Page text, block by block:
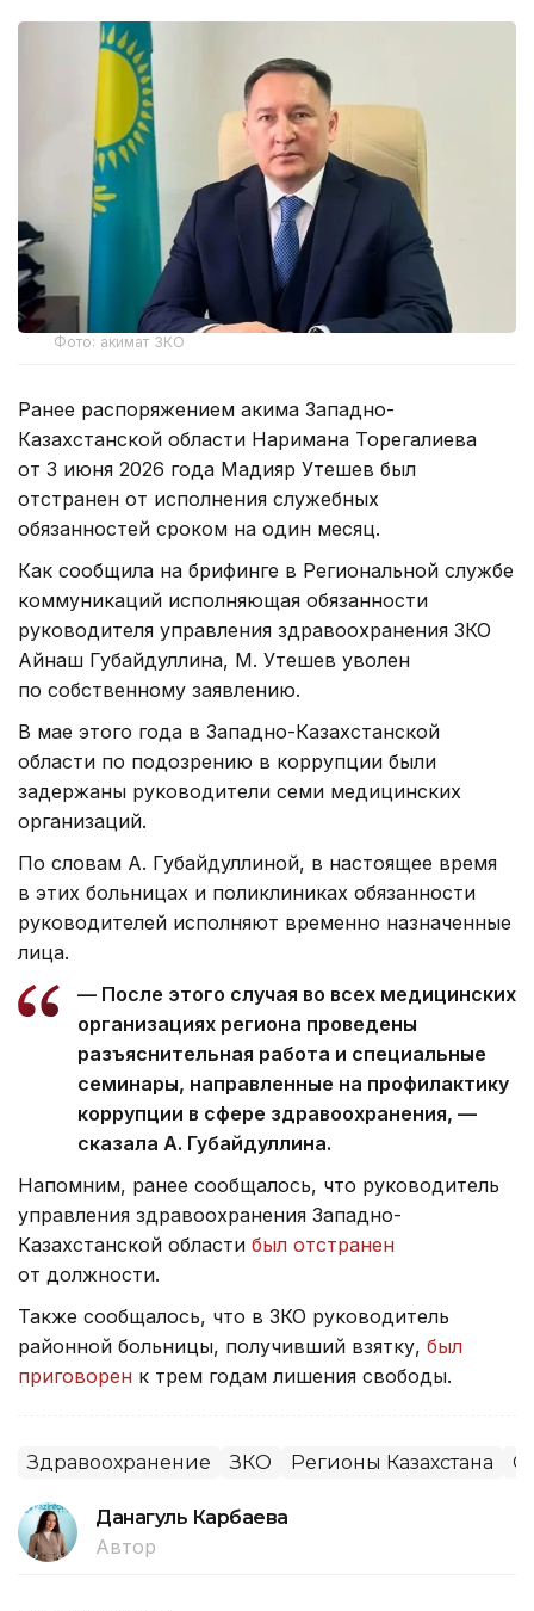
Фото: акимат ЗКО
Ранее распоряжением акима Западно-
Казахстанской области Наримана Торегалиева
от 3 июня 2026 года Мадияр Утешев был
отстранен от исполнения служебных
обязанностей сроком на один месяц.
Как сообщила на брифинге в Региональной службе
коммуникаций исполняющая обязанности
руководителя управления здравоохранения ЗКО
Айнаш Губайдуллина, М. Утешев уволен
по собственному заявлению.
В мае этого года в Западно-Казахстанской
области по подозрению в коррупции были
задержаны руководители семи медицинских
организаций.
По словам А. Губайдуллиной, в настоящее время
в этих больницах и поликлиниках обязанности
руководителей исполняют временно назначенные
лица.
— После этого случая во всех медицинских
организациях региона проведены
разъяснительная работа и специальные
семинары, направленные на профилактику
коррупции в сфере здравоохранения, —
сказала А. Губайдуллина.
Напомним, ранее сообщалось, что руководитель
управления здравоохранения Западно-
Казахстанской области был отстранен
от должности.
Также сообщалось, что в ЗКО руководитель
районной больницы, получивший взятку, был
приговорен к трем годам лишения свободы.
Здравоохранение ЗКО Регионы Казахстана
Данагуль Карбаева
Автор